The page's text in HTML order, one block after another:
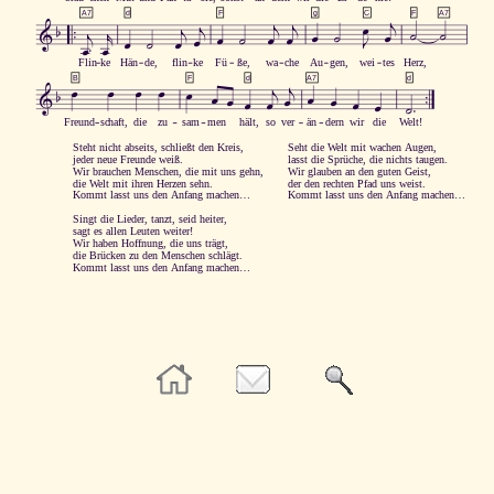




  
 
  
 

 
 
 
Flin ke Hän de, flin ke Fü ße, wa che Au gen, wei tes Herz,
A7 d F g C F A7

  

  
 


  

Freund schaft, die zu sam men hält, so ver än dern wir die Welt!
B F d A7 d
Steht nicht abseits, schließt den Kreis, Seht die Welt mit wachen Augen,
jeder neue Freunde weiß. lasst die Sprüche, die nichts taugen.
Wir brauchen Menschen, die mit uns gehn, Wir glauben an den guten Geist,
die Welt mit ihren Herzen sehn.
der den rechten Pfad uns weist.
Kommt lasst uns den Anfang machen…
Kommt lasst uns den Anfang machen…
Singt die Lieder, tanzt, seid heiter,
sagt es allen Leuten weiter!
Wir haben Hoffnung, die uns trägt,
die Brücken zu den Menschen schlägt.
Kommt lasst uns den Anfang machen…